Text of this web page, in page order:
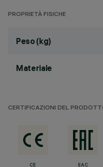
PROPRIETÀ FISICHE
Peso (kg)
Materiale
CERTIFICAZIONI DEL
CE EAC